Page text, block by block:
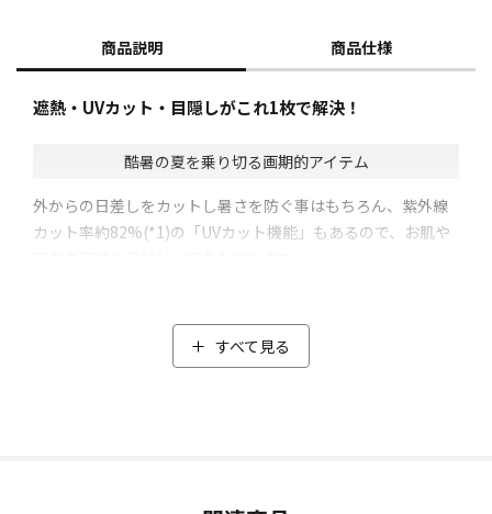
商品説明 商品仕様
遮熱・UVカット・目隠しがこれ1枚で解決！
酷暑の夏を乗り切る画期的アイテム
外からの日差しをカットし暑さを防ぐ事はもちろん、紫外線
カット率約82%(*1)の「UVカット機能」もあるので、お肌や
貼る方がさらに温度を抑えることができます。
また風が通る「メッシュ構造」で、網戸の枠に貼れば太陽の
すべて見る